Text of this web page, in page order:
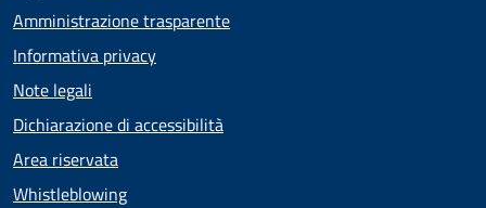
Amministrazione trasparente
Informativa privacy
Note legali
Dichiarazione di accessibilità
Area riservata
Whistleblowing